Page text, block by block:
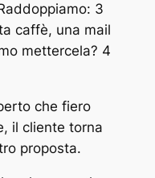
3
caffè, una mail
mettercela? 4
che fiero
il cliente torna
proposta.